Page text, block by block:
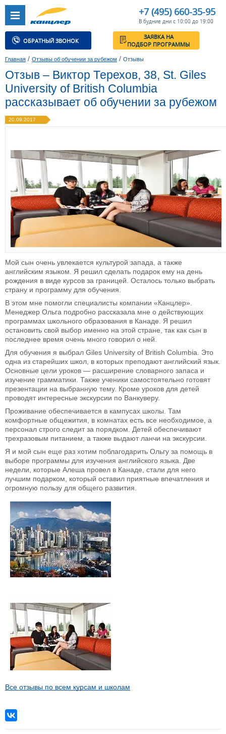
+7 (495) 660-35-95
В будние дни с 10:00 до 19:00
ОБРАТНЫЙ ЗВОНОК
ЗАЯВКА НА
ПОДБОР ПРОГРАММЫ
Главная / Отзывы об обучении за рубежом / Отзывы
Отзыв – Виктор Терехов, 38, St. Giles
University of British Columbia
рассказывает об обучении за рубежом
20.09.2017
Мой сын очень увлекается культурой запада, а также
английским языком. Я решил сделать подарок ему на день
рождения в виде курсов за границей. Осталось только выбрать
страну и программу для обучения.
В этом мне помогли специалисты компании «Канцлер».
Менеджер Ольга подробно рассказала мне о действующих
программах школьного образования в Канаде. Я решил
остановить свой выбор именно на этой стране, так как сын в
последнее время очень много говорил о ней.
Для обучения я выбрал Giles University of British Columbia. Это
одна из старейших школ, в которых преподают английский язык.
Основные цели уроков — расширение словарного запаса и
изучение грамматики. Также ученики самостоятельно готовят
презентации на выбранную тему. Кроме уроков для детей
проводят интересные экскурсии по Ванкуверу.
Проживание обеспечивается в кампусах школы. Там
комфортные общежития, в комнатах есть все необходимое, а
персонал строго следит за порядком. Детей обеспечивают
трехразовым питанием, а также выдают ланчи на экскурсии.
Я и мой сын еще раз хотим поблагодарить Ольгу за помощь в
выборе программы для изучения английского языка. Две
недели, которые Алеша провел в Канаде, стали для него
лучшим подарком, который оставил приятные впечатления и
огромную пользу для общего развития.
Все отзывы по всем курсам и школам